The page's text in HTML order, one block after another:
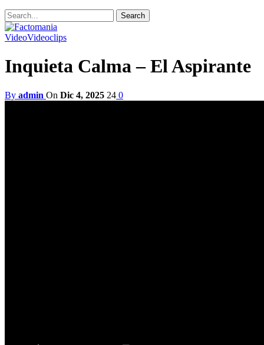
VideoVideoclips
Inquieta Calma – El Aspirante
By admin On Dic 4, 2025 24 0